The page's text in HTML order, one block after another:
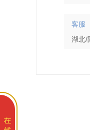
客服
湖北/